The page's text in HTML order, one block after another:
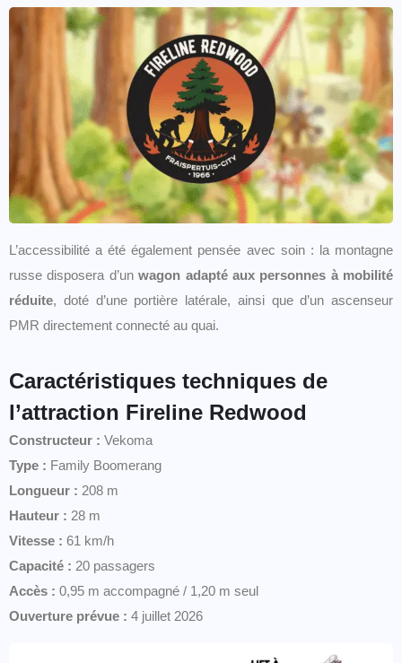
L’accessibilité a été également pensée avec soin : la montagne
russe disposera d’unwagon adapté aux personnes à mobilité
réduite, doté d’une portière latérale, ainsi que d’un ascenseur
PMR directement connecté au quai.
Caractéristiques techniques de
l’attraction Fireline Redwood
Constructeur : Vekoma
Type : Family Boomerang
Longueur : 208 m
Hauteur : 28 m
Vitesse : 61 km/h
Capacité : 20 passagers
Accès : 0,95 m accompagné / 1,20 m seul
Ouverture prévue : 4 juillet 2026